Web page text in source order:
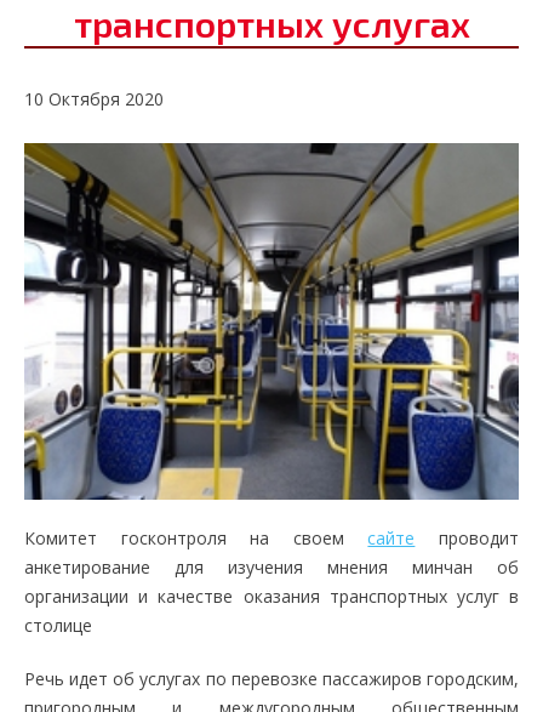
транспортных услугах
10 Октября 2020
Комитет госконтроля на своемсайте проводит
анкетирование для изучения мнения минчан об
организации и качестве оказания транспортных услуг в
столице
Речь идет об услугах по перевозке пассажиров городским,